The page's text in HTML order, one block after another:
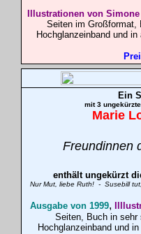
Illustrationen von
Seiten im Großformat,
Hochglanzeinband und
Ein
mit 3
Marie
Freundinnen
enthält ungekürzt
Nur Mut, liebe Ruth! - Susebill
Ausgabe von 1999,
Seiten, Buch in sehr
Hochglanzeinband und